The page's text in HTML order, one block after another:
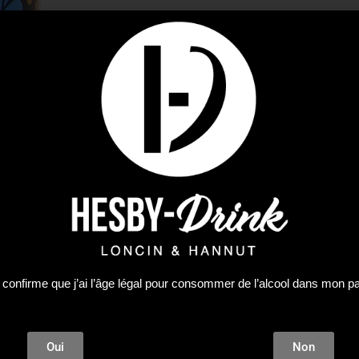
que j’ai l’âge légal pour consommer de l’alcool dans mon
Oui Non